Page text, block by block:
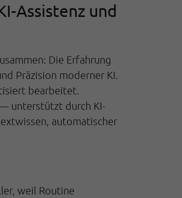
Assistenz und
Die Erfahrung
Präzision moderner KI.
bearbeitet.
unterstützt durch KI-
automatischer
weil Routine